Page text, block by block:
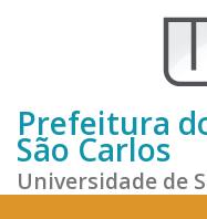
Prefeitura
São Carlos
Universidade de